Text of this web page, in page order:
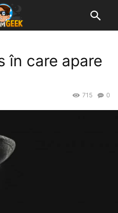
în care apare
0
715